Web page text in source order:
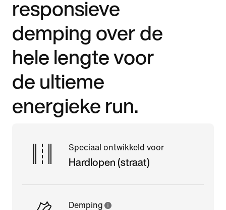
responsieve
demping over de
hele lengte voor
de ultieme
energieke run.
Speciaal ontwikkeld voor
Hardlopen (straat)
Demping